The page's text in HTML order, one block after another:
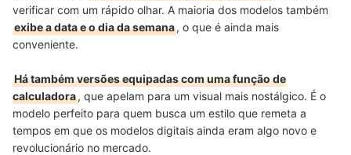
verificar com um rápido olhar. A maioria dos modelos também
exibe a data e o dia da semana, o que é ainda mais
conveniente.
Há também versões equipadas com uma função de
calculadora, que apelam para um visual mais nostálgico. É o
modelo perfeito para quem busca um estilo que remeta a
tempos em que os modelos digitais ainda eram algo novo e
revolucionário no mercado.